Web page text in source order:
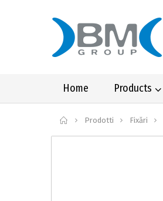
Home Products
Home
Prodotti Fixări